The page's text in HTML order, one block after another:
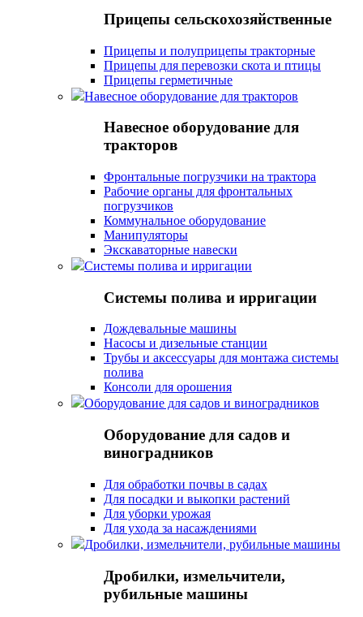
Прицепы сельскохозяйственные
Прицепы и полуприцепы тракторные
Прицепы для перевозки скота и птицы
Прицепы герметичные
Навесное оборудование для тракторов
Навесное оборудование для
тракторов
Фронтальные погрузчики на трактора
Рабочие органы для фронтальных
погрузчиков
Коммунальное оборудование
Манипуляторы
Экскаваторные навески
Системы полива и ирригации
Системы полива и ирригации
Дождевальные машины
Насосы и дизельные станции
Трубы и аксессуары для монтажа системы
полива
Консоли для орошения
Оборудование для садов и виноградников
Оборудование для садов и
виноградников
Для обработки почвы в садах
Для посадки и выкопки растений
Для уборки урожая
Для ухода за насаждениями
Дробилки, измельчители, рубильные машины
Дробилки, измельчители,
рубильные машины